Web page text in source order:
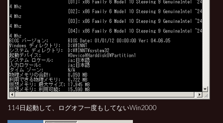
114日起動して、ログオフ一度もしてないWin2000